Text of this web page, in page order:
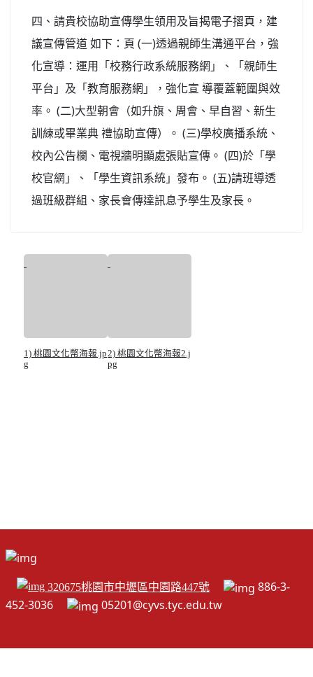
四、請貴校協助宣傳學生領用及旨揭電子摺頁，建
議宣傳管道 如下：頁 (一)透過親師生溝通平台，強
化宣導：運用「校務行政系統服務網」、「親師生
平台」及「教育服務網」，強化宣 導覆蓋範圍與效
率。 (二)大型朝會（如升旗、周會、早自習、新生
訓練或畢業典 禮協助宣傳）。 (三)學校廣播系統、
校內公告欄、電視牆明顯處張貼宣傳。 (四)於「學
校官網」、「學生資訊系統」發布。 (五)請班導透
過班級群組、家長會傳達訊息予學生及家長。
1) 桃園文化幣海報.jp
g
2) 桃園文化幣海報2.j
pg
320675桃園市中壢區中園路447號
886-3-
452-3036
05201@cyvs.tyc.edu.tw